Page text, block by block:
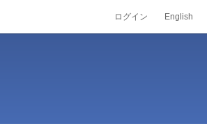
ログイン English